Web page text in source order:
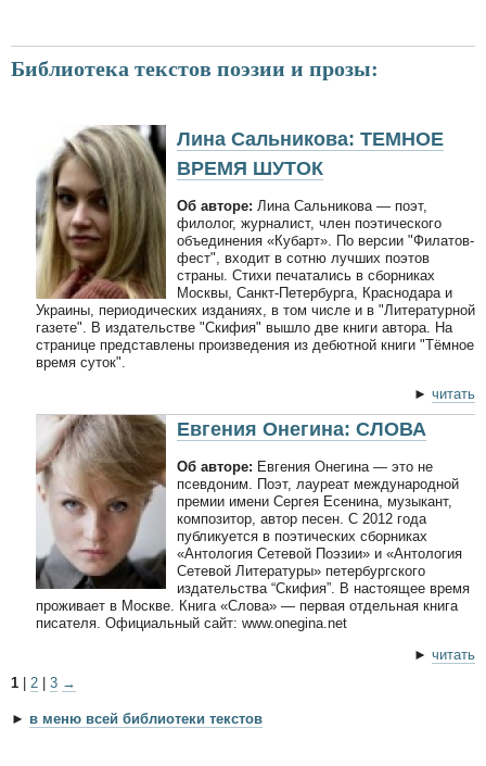
Библиотека текстов поэзии и прозы:
Лина Сальникова: ТЕМНОЕ
ВРЕМЯ ШУТОК
Об авторе: Лина Сальникова — поэт,
филолог, журналист, член поэтического
объединения «Кубарт». По версии "Филатов-
фест", входит в сотню лучших поэтов
страны. Стихи печатались в сборниках
Москвы, Санкт-Петербурга, Краснодара и
Украины, периодических изданиях, в том числе и в "Литературной
газете". В издательстве "Скифия" вышло две книги автора. На
странице представлены произведения из дебютной книги "Тёмное
время суток".
► читать
Евгения Онегина: СЛОВА
Об авторе: Евгения Онегина — это не
псевдоним. Поэт, лауреат международной
премии имени Сергея Есенина, музыкант,
композитор, автор песен. С 2012 года
публикуется в поэтических сборниках
«Антология Сетевой Поэзии» и «Антология
Сетевой Литературы» петербургского
издательства “Скифия”. В настоящее время
проживает в Москве. Книга «Слова» — первая отдельная книга
писателя. Официальный сайт: www.onegina.net
► читать
1
2 3 →
► в меню всей библиотеки текстов